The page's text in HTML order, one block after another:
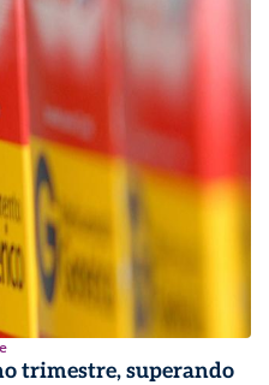
trimestre, superando